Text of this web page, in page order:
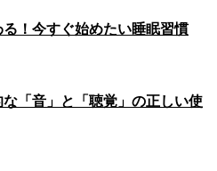
！今すぐ始めたい睡眠習慣
「音」と「聴覚」の正しい使